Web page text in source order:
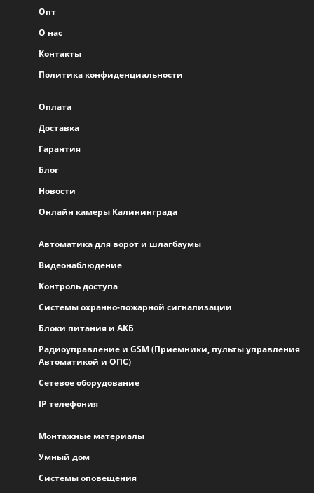
Опт
О нас
Контакты
Политика конфиденциальности
Оплата
Доставка
Гарантия
Блог
Новости
Онлайн камеры Калининграда
Автоматика для ворот и шлагбаумы
Видеонаблюдение
Контроль доступа
Системы охранно-пожарной сигнализации
Блоки питания и АКБ
Радиоуправление и GSM (Приемники, пульты управления
Автоматикой и ОПС)
Сетевое оборудование
IP телефония
Монтажные материалы
Умный дом
Системы оповещения